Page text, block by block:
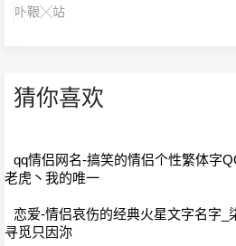
卟鞎╳站
猜你喜欢
qq情侣网名-搞笑的情侣个性繁体字
老虎丶我的唯一
恋爱-情侣哀伤的经典火星文字名字_
寻觅只因沵